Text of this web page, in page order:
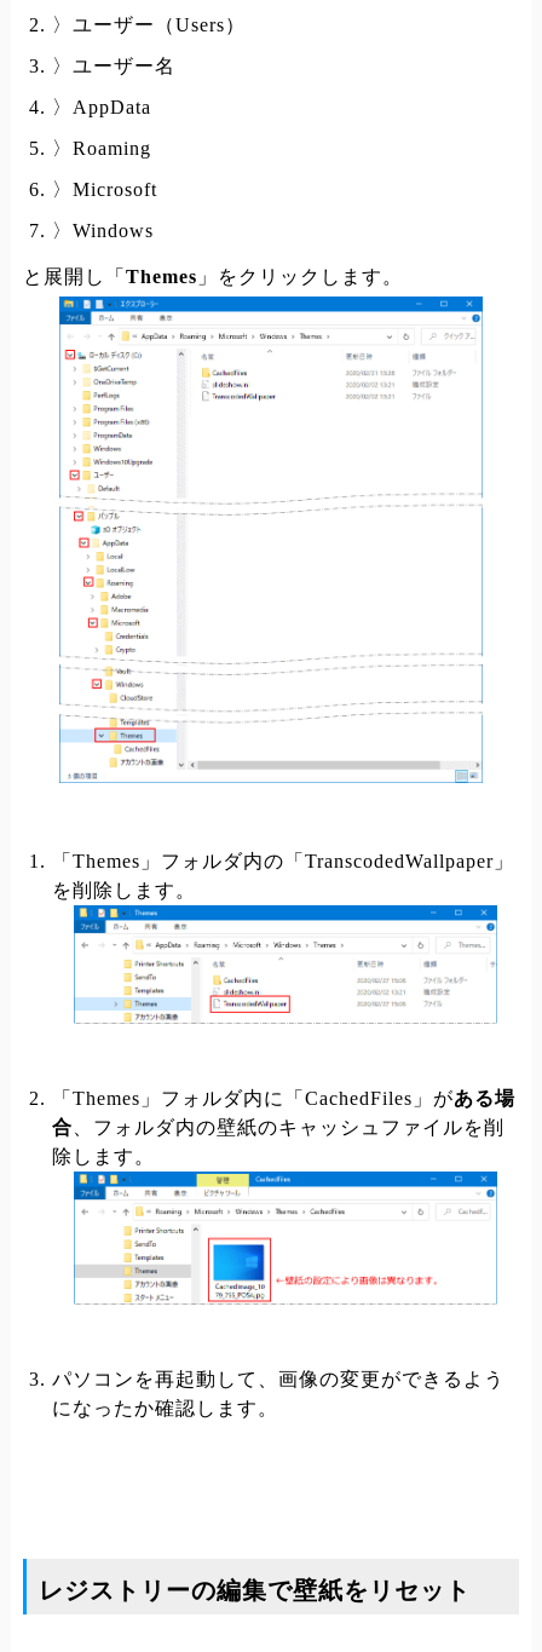
〉ユーザー（Users）
〉ユーザー名
〉AppData
〉Roaming
〉Microsoft
〉Windows
と展開し「 Themes 」をクリックします。
「Themes」フォルダ内の「TranscodedWallpaper」
を削除します。
「Themes」フォルダ内に「CachedFiles」がある場
合、フォルダ内の壁紙のキャッシュファイルを削
除します。
パソコンを再起動して、画像の変更ができるよう
になったか確認します。
レジストリーの編集で壁紙をリセット